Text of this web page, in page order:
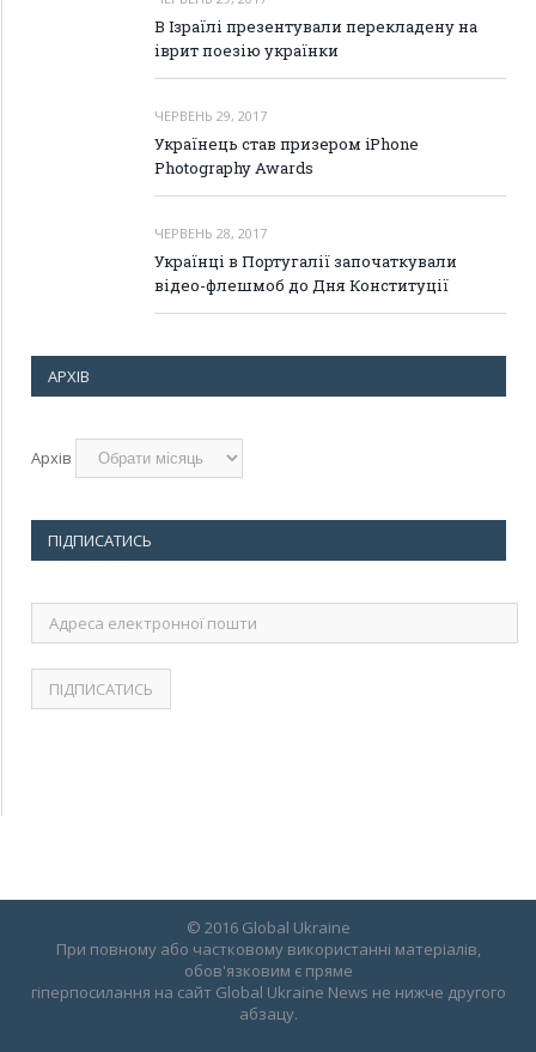
В Ізраїлі презентували перекладену на
іврит поезію українки
ЧЕРВЕНЬ 29, 2017
Українець став призером iPhone
Photography Awards
ЧЕРВЕНЬ 28, 2017
Українці в Португалії започаткували
відео-флешмоб до Дня Конституції
АРХІВ
Архів
ПІДПИСАТИСЬ
Адреса
електронної
© 2016 Global Ukraine
При повному або частковому використанні матеріалів,
обов'язковим є пряме
гіперпосилання на сайт Global Ukraine News не нижче другого
абзацу.